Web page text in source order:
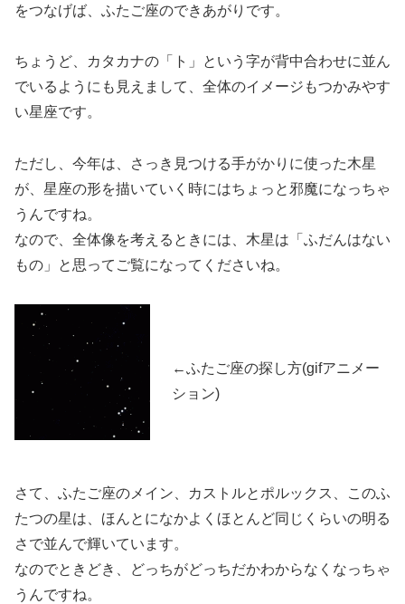
をつなげば、ふたご座のできあがりです。
ちょうど、カタカナの「ト」という字が背中合わせに並ん
でいるようにも見えまして、全体のイメージもつかみやす
い星座です。
ただし、今年は、さっき見つける手がかりに使った木星
が、星座の形を描いていく時にはちょっと邪魔になっちゃ
うんですね。
なので、全体像を考えるときには、木星は「ふだんはない
もの」と思ってご覧になってくださいね。
←ふたご座の探し方(gifアニメー
ション)
さて、ふたご座のメイン、カストルとポルックス、このふ
たつの星は、ほんとになかよくほとんど同じくらいの明る
さで並んで輝いています。
なのでときどき、どっちがどっちだかわからなくなっちゃ
うんですね。